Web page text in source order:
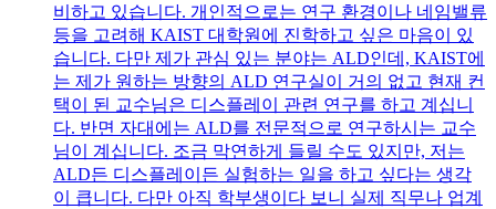
비하고 있습니다. 개인적으로는 연구 환경이나 네임밸류
등을 고려해 KAIST 대학원에 진학하고 싶은 마음이 있
습니다. 다만 제가 관심 있는 분야는 ALD인데, KAIST에
는 제가 원하는 방향의 ALD 연구실이 거의 없고 현재 컨
택이 된 교수님은 디스플레이 관련 연구를 하고 계십니
다. 반면 자대에는 ALD를 전문적으로 연구하시는 교수
님이 계십니다. 조금 막연하게 들릴 수도 있지만, 저는
ALD든 디스플레이든 실험하는 일을 하고 싶다는 생각
이 큽니다. 다만 아직 학부생이다 보니 실제 직무나 업계